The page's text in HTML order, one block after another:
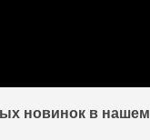
новинок в нашем